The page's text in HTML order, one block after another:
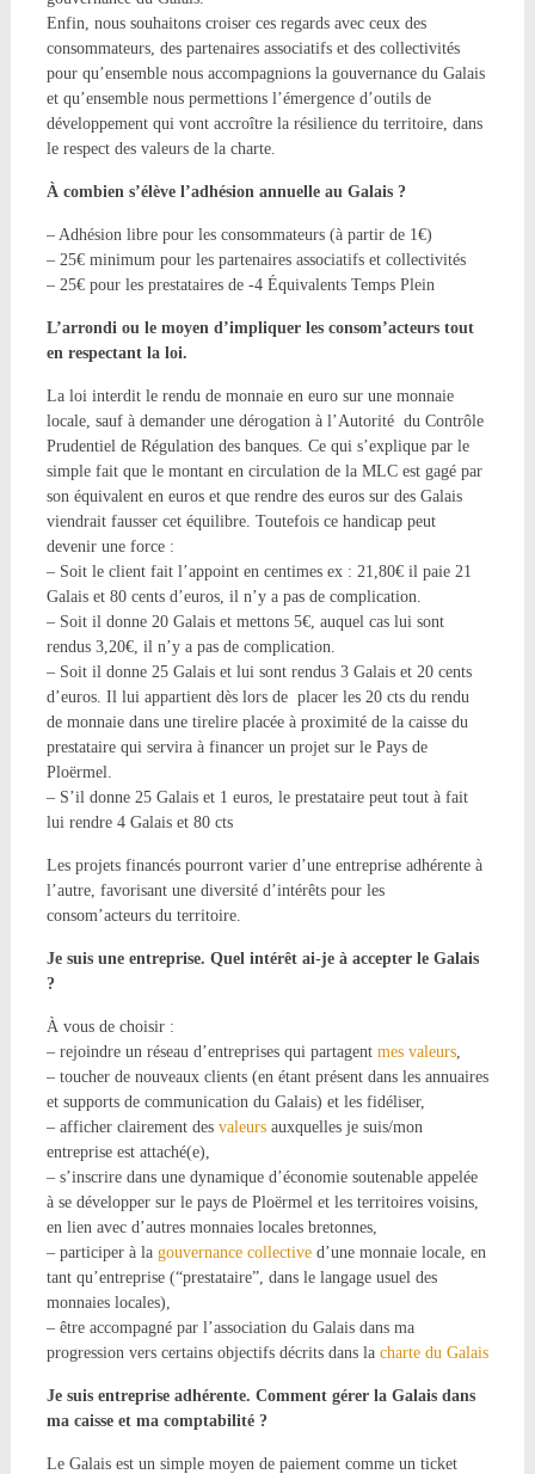
Enfin, nous souhaitons croiser ces regards avec ceux des
consommateurs, des partenaires associatifs et des collectivités
pour qu’ensemble nous accompagnions la gouvernance du Galais
et qu’ensemble nous permettions l’émergence d’outils de
développement qui vont accroître la résilience du territoire, dans
le respect des valeurs de la charte.
À combien s’élève l’adhésion annuelle au Galais ?
– Adhésion libre pour les consommateurs (à partir de 1€)
– 25€ minimum pour les partenaires associatifs et collectivités
– 25€ pour les prestataires de -4 Équivalents Temps Plein
L’arrondi ou le moyen d’impliquer les consom’acteurs tout
en respectant la loi.
La loi interdit le rendu de monnaie en euro sur une monnaie
locale, sauf à demander une dérogation à l’Autorité du Contrôle
Prudentiel de Régulation des banques. Ce qui s’explique par le
simple fait que le montant en circulation de la MLC est gagé par
son équivalent en euros et que rendre des euros sur des Galais
viendrait fausser cet équilibre. Toutefois ce handicap peut
devenir une force :
– Soit le client fait l’appoint en centimes ex : 21,80€ il paie 21
Galais et 80 cents d’euros, il n’y a pas de complication.
– Soit il donne 20 Galais et mettons 5€, auquel cas lui sont
rendus 3,20€, il n’y a pas de complication.
– Soit il donne 25 Galais et lui sont rendus 3 Galais et 20 cents
d’euros. Il lui appartient dès lors de placer les 20 cts du rendu
de monnaie dans une tirelire placée à proximité de la caisse du
prestataire qui servira à financer un projet sur le Pays de
Ploërmel.
– S’il donne 25 Galais et 1 euros, le prestataire peut tout à fait
lui rendre 4 Galais et 80 cts
Les projets financés pourront varier d’une entreprise adhérente à
l’autre, favorisant une diversité d’intérêts pour les
consom’acteurs du territoire.
Je suis une entreprise. Quel intérêt ai-je à accepter le Galais
?
À vous de choisir :
– rejoindre un réseau d’entreprises qui partagent mes valeurs,
– toucher de nouveaux clients (en étant présent dans les annuaires
et supports de communication du Galais) et les fidéliser,
– afficher clairement des valeursauxquelles je suis/mon
entreprise est attaché(e),
– s’inscrire dans une dynamique d’économie soutenable appelée
à se développer sur le pays de Ploërmel et les territoires voisins,
en lien avec d’autres monnaies locales bretonnes,
– participer à la gouvernance collectived’une monnaie locale, en
tant qu’entreprise (“prestataire”, dans le langage usuel des
monnaies locales),
– être accompagné par l’association du Galais dans ma
progression vers certains objectifs décrits dans la charte du Galais
Je suis entreprise adhérente. Comment gérer la Galais dans
ma caisse et ma comptabilité ?
Le Galais est un simple moyen de paiement comme un ticket